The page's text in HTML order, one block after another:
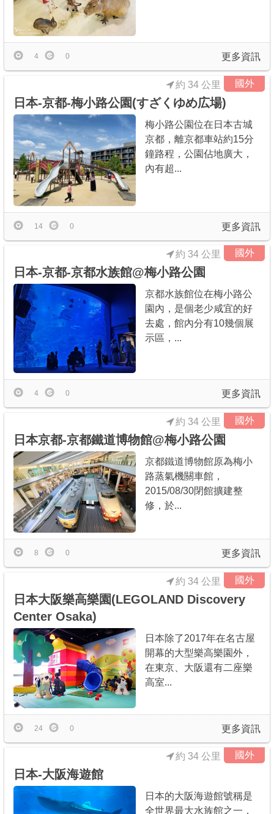
更多資訊
4 0
國外
日本-京都-梅小路公園(すざくゆめ広場)
約 34 公里
梅小路公園位在日本古城
京都，離京都車站約15分
鐘路程，公園佔地廣大，
內有超...
更多資訊
14 0
國外
日本-京都-京都水族館@梅小路公園
約 34 公里
京都水族館位在梅小路公
園內，是個老少咸宜的好
去處，館內分有10幾個展
示區，...
更多資訊
4 0
國外
日本京都-京都鐵道博物館@梅小路公園
約 34 公里
京都鐵道博物館原為梅小
路蒸氣機關車館，
2015/08/30閉館擴建整
修，於...
更多資訊
8 0
國外
日本大阪樂高樂園(LEGOLAND Discovery
Center Osaka)
約 34 公里
日本除了2017年在名古屋
開幕的大型樂高樂園外，
在東京、大阪還有二座樂
高室...
更多資訊
24 0
國外
日本-大阪海遊館
約 34 公里
日本的大阪海遊館號稱是
全世界最大水族館之一，